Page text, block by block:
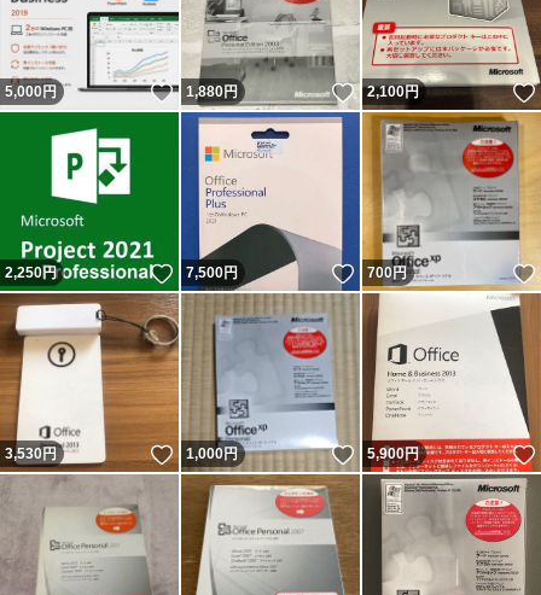
5,000円 いいね！
1,880円 いいね！
2,100円
2,250円 いいね！
7,500円 いいね！
700円
3,530円 いいね！
1,000円 いいね！
5,900円